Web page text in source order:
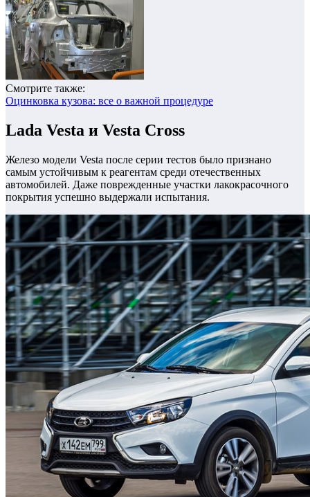
Смотрите также:
Оцинковка кузова: все о важной процедуре
Lada Vesta и Vesta Cross
Железо модели Vesta после серии тестов было признано
самым устойчивым к реагентам среди отечественных
автомобилей. Даже поврежденные участки лакокрасочного
покрытия успешно выдержали испытания.